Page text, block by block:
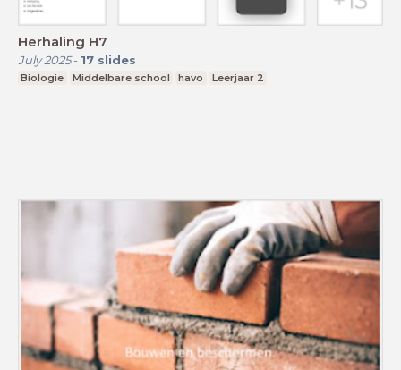
Herhaling H7
July 2025- 17 slides
Biologie Middelbare school havo Leerjaar 2